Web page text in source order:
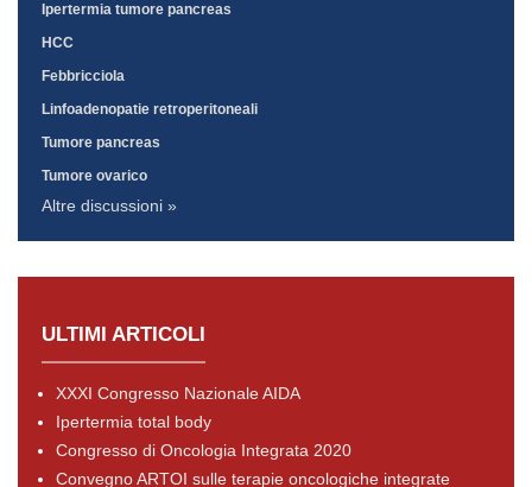
Ipertermia tumore pancreas
HCC
Febbricciola
Linfoadenopatie retroperitoneali
Tumore pancreas
Tumore ovarico
Altre discussioni »
ULTIMI ARTICOLI
XXXI Congresso Nazionale AIDA
Ipertermia total body
Congresso di Oncologia Integrata 2020
Convegno ARTOI sulle terapie oncologiche integrate